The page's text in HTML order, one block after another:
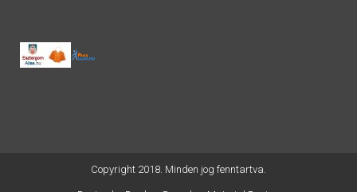
Copyright 2018. Minden jog fenntartva.